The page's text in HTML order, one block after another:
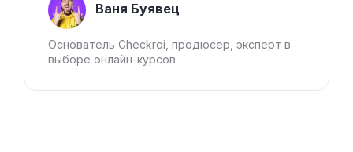
Ваня Буявец
Основатель Checkroi, продюсер, эксперт в
выборе онлайн-курсов